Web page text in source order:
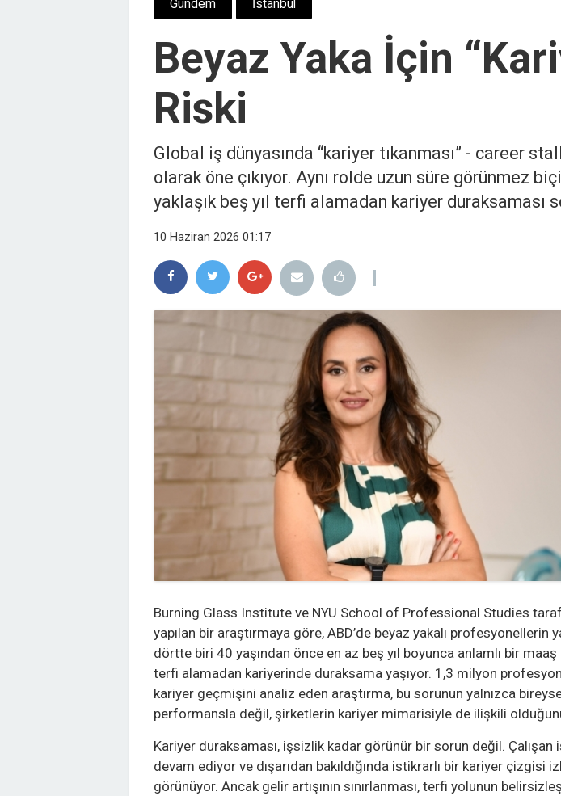
Gündem İstanbul
Beyaz Yaka İçin
Riski
Global iş dünyasında “kariyer tıkanması” - career
olarak öne çıkıyor. Aynı rolde uzun süre görünmez
yaklaşık beş yıl terfi alamadan kariyer duraksaması
10 Haziran 2026 01:17
Burning Glass Institute ve NYU School of Professional Studies
yapılan bir araştırmaya göre, ABD’de beyaz yakalı profesyonellerin
dörtte biri 40 yaşından önce en az beş yıl boyunca anlamlı bir maaş
terfi alamadan kariyerinde duraksama yaşıyor. 1,3 milyon
kariyer geçmişini analiz eden araştırma, bu sorunun yalnızca
performansla değil, şirketlerin kariyer mimarisiyle de ilişkili
Kariyer duraksaması, işsizlik kadar görünür bir sorun değil. Çalışan
devam ediyor ve dışarıdan bakıldığında istikrarlı bir kariyer çizgisi
görünüyor. Ancak gelir artışının sınırlanması, terfi yolunun